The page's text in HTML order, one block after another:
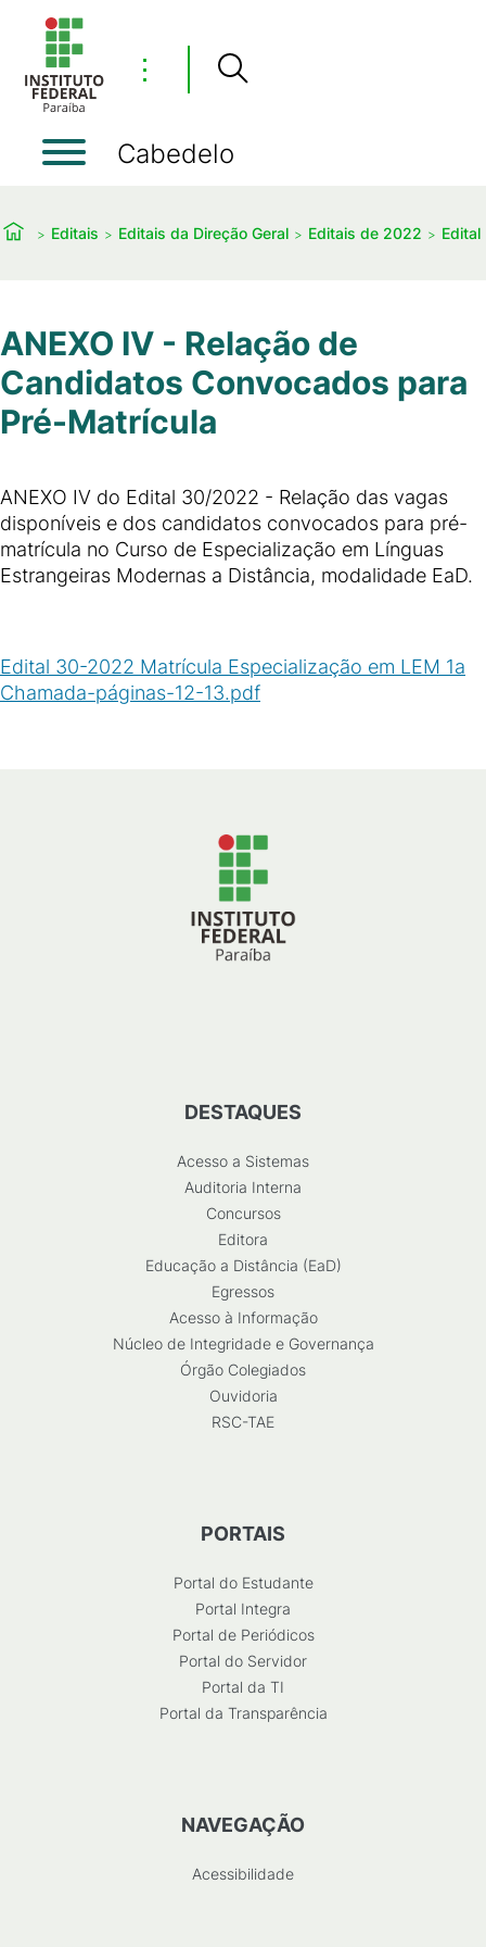
⋮
Cabedelo
Editais Editais da Direção Geral Editais de 2022
ANEXO IV - Relação de
Candidatos Convocados para
Pré-Matrícula
ANEXO IV do Edital 30/2022 - Relação das vagas
disponíveis e dos candidatos convocados para pré-
matrícula no Curso de Especialização em Línguas
Estrangeiras Modernas a Distância, modalidade EaD.
Edital 30-2022 Matrícula Especialização em LEM 1a
Chamada-páginas-12-13.pdf
DESTAQUES
Acesso a Sistemas
Auditoria Interna
Concursos
Editora
Educação a Distância (EaD)
Egressos
Acesso à Informação
Núcleo de Integridade e Governança
Órgão Colegiados
Ouvidoria
RSC-TAE
PORTAIS
Portal do Estudante
Portal Integra
Portal de Periódicos
Portal do Servidor
Portal da TI
Portal da Transparência
NAVEGAÇÃO
Acessibilidade